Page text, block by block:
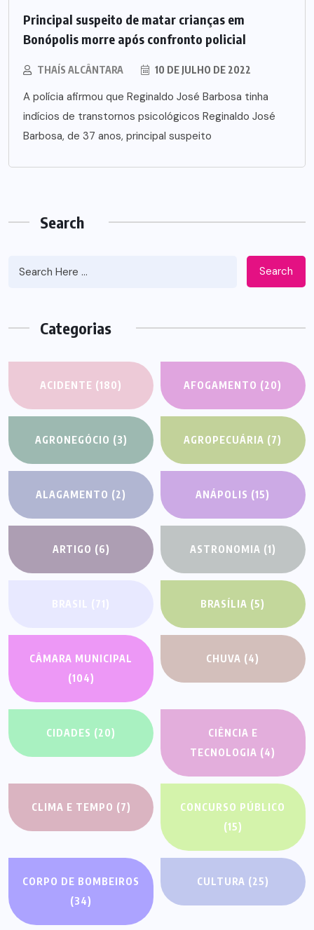
Principal suspeito de matar crianças em
Bonópolis morre após confronto policial
THAÍS ALCÂNTARA 10 DE JULHO DE 2022
A polícia afirmou que Reginaldo José Barbosa tinha
indícios de transtornos psicológicos Reginaldo José
Barbosa, de 37 anos, principal suspeito
Search
Search
Categorias
ACIDENTE (180) AFOGAMENTO (20)
AGRONEGÓCIO (3) AGROPECUÁRIA (7)
ALAGAMENTO (2) ANÁPOLIS (15)
ARTIGO (6) ASTRONOMIA (1)
BRASÍLIA (5)
CÂMARA MUNICIPAL
(104)
CHUVA (4)
CIDADES (20)
CIÊNCIA E
TECNOLOGIA (4)
CLIMA E TEMPO (7)
CONCURSO PÚBLICO
(15)
CORPO DE BOMBEIROS
(34)
CULTURA (25)